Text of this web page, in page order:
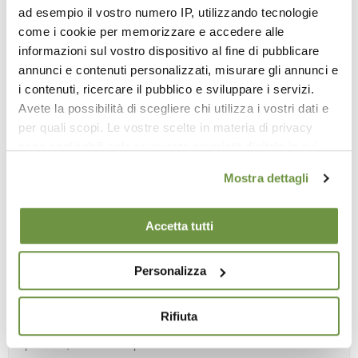
ad esempio il vostro numero IP, utilizzando tecnologie
come i cookie per memorizzare e accedere alle
informazioni sul vostro dispositivo al fine di pubblicare
annunci e contenuti personalizzati, misurare gli annunci e
i contenuti, ricercare il pubblico e sviluppare i servizi.
Avete la possibilità di scegliere chi utilizza i vostri dati e
per quali scopi. Le vostre scelte in materia di privacy
revocare il proprio consenso in qualsiasi momento dalla
attivazione della privacy.
sezione dettagli
modificare o ritirare il tuo consenso in qualsiasi momento
dalla Dichiarazione sui cookie.
Mostra dettagli
Accetta tutti
Personalizza
Rifiuta
Come si usa uno spray insetticida: guida
pratica per non sbagliare quantità,
distanza e precauzioni
Usare correttamente uno spray insetticida significa
ottenere il massimo risultato senza eccedere con il